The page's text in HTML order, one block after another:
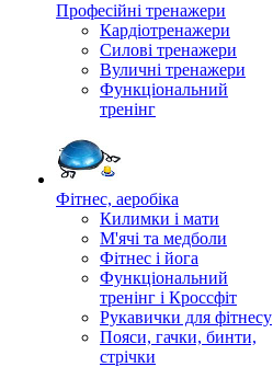
Професійні тренажери
Кардіотренажери
Силові тренажери
Вуличні тренажери
Функціональний
тренінг
Фітнес, аеробіка
Килимки і мати
М'ячі та медболи
Фітнес і йога
Функціональний
тренінг і Кроссфіт
Рукавички для фітнесу
Пояси, гачки, бинти,
стрічки